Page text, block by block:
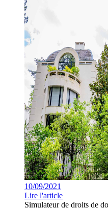
10/09/2021
Lire l'article
Simulateur de droits de